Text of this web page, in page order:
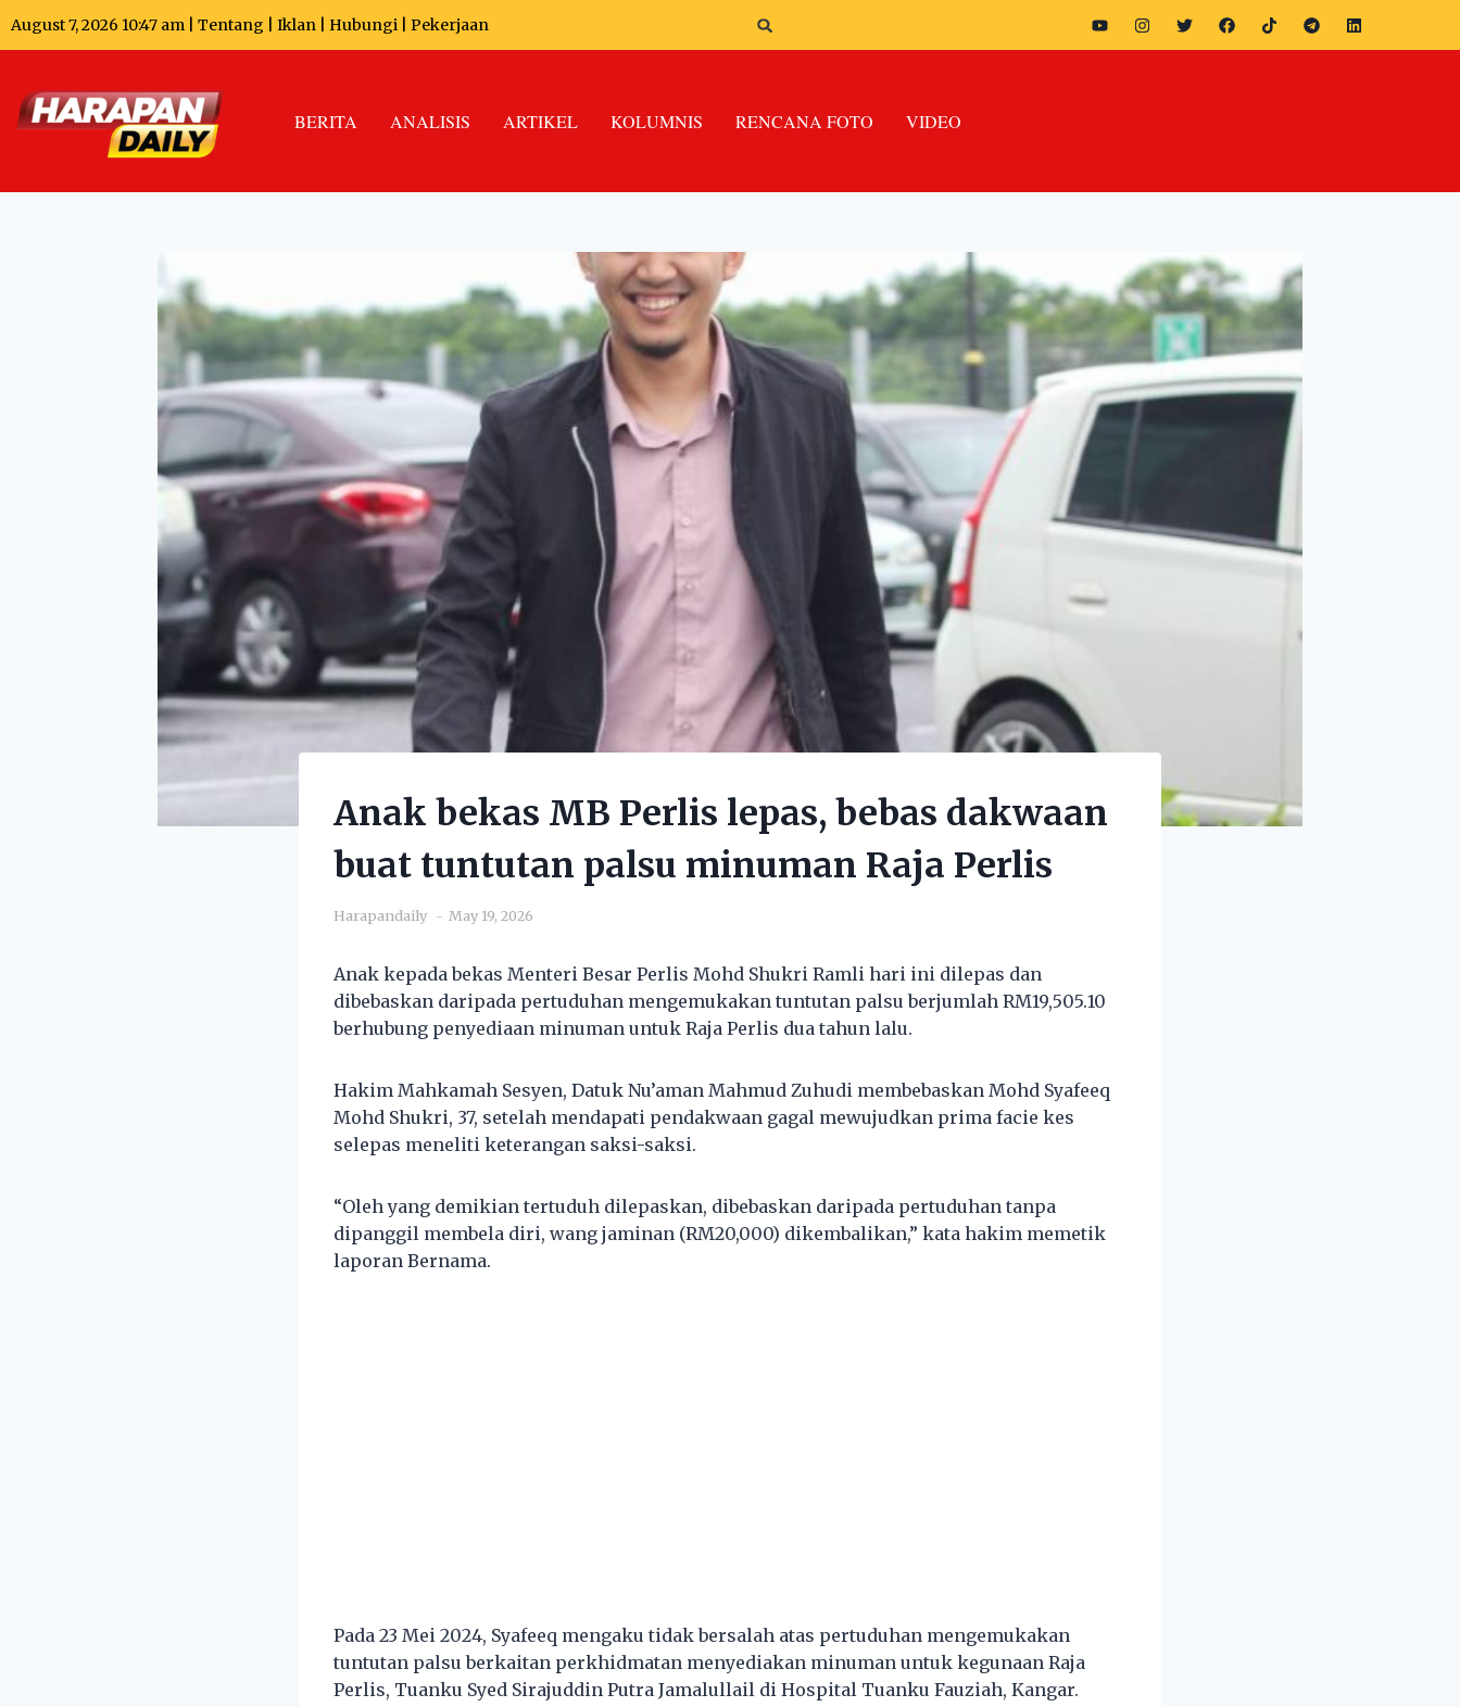
August 7, 2026 10:47 am | Tentang Iklan Hubungi Pekerjaan
BERITA ANALISIS ARTIKEL KOLUMNIS RENCANA FOTO VIDEO
Anak bekas MB Perlis lepas, bebas dakwaan
buat tuntutan palsu minuman Raja Perlis
Harapandaily May 19, 2026
Anak kepada bekas Menteri Besar Perlis Mohd Shukri Ramli hari ini dilepas dan
dibebaskan daripada pertuduhan mengemukakan tuntutan palsu berjumlah RM19,505.10
berhubung penyediaan minuman untuk Raja Perlis dua tahun lalu.
Hakim Mahkamah Sesyen, Datuk Nu’aman Mahmud Zuhudi membebaskan Mohd Syafeeq
Mohd Shukri, 37, setelah mendapati pendakwaan gagal mewujudkan prima facie kes
selepas meneliti keterangan saksi-saksi.
“Oleh yang demikian tertuduh dilepaskan, dibebaskan daripada pertuduhan tanpa
dipanggil membela diri, wang jaminan (RM20,000) dikembalikan,” kata hakim memetik
laporan Bernama.
Pada 23 Mei 2024, Syafeeq mengaku tidak bersalah atas pertuduhan mengemukakan
tuntutan palsu berkaitan perkhidmatan menyediakan minuman untuk kegunaan Raja
Perlis, Tuanku Syed Sirajuddin Putra Jamalullail di Hospital Tuanku Fauziah, Kangar.